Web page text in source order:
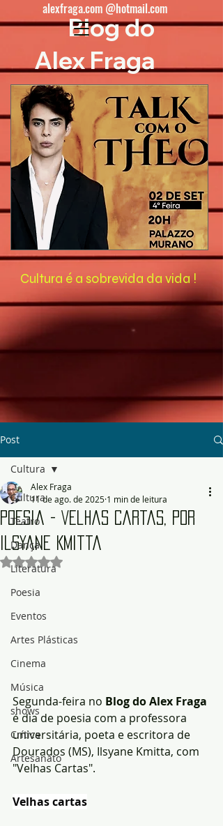
Cultura é a sobrevida da vida !
Blog do
Alex Fraga
alexfraga.com @hotmail.com
Post
Cultura
Teatro
Dança
Literatura
Poesia
Eventos
Artes Plásticas
Cinema
Música
shows
Crítica
Artesanato
Cultura
Poesia - Velhas Cartas, por
Ilsyane Kmitta
Alex Fraga
11 de ago. de 2025 1 min de leitura
Avaliado com NaN de 5 estrelas.
Segunda-feira no Blog do Alex Fraga
é dia de poesia com a professora
universitária, poeta e escritora de
Dourados (MS), Ilsyane Kmitta, com
"Velhas Cartas".
Velhas cartas